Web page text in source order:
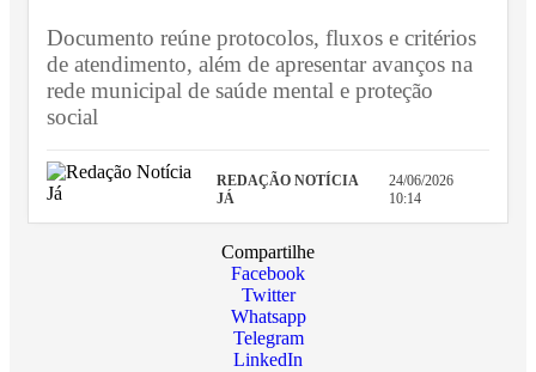
Documento reúne protocolos, fluxos e critérios
de atendimento, além de apresentar avanços na
rede municipal de saúde mental e proteção
social
REDAÇÃO NOTÍCIA
JÁ
24/06/2026
10:14
Compartilhe
Facebook
Twitter
Whatsapp
Telegram
LinkedIn